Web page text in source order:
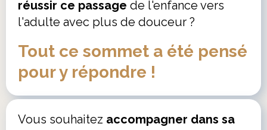
réussir ce passage de l'enfance vers
l'adulte avec plus de douceur ?
Tout ce sommet a été pensé
pour y répondre !
Vous souhaitez accompagner dans sa